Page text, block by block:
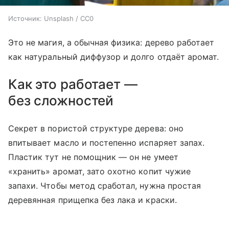
Источник: Unsplash / CC0
Это не магия, а обычная физика: дерево работает
как натуральный диффузор и долго отдаёт аромат.
Как это работает —
без сложностей
Секрет в пористой структуре дерева: оно
впитывает масло и постепенно испаряет запах.
Пластик тут не помощник — он не умеет
«хранить» аромат, зато охотно копит чужие
запахи. Чтобы метод сработал, нужна простая
деревянная прищепка без лака и краски.